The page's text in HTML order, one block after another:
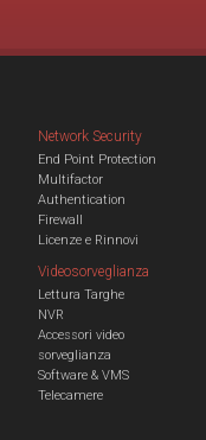
Network Security
End Point Protection
Multifactor
Authentication
Firewall
Licenze e Rinnovi
Videosorveglianza
Lettura Targhe
NVR
Accessori video
sorveglianza
Software & VMS
Telecamere